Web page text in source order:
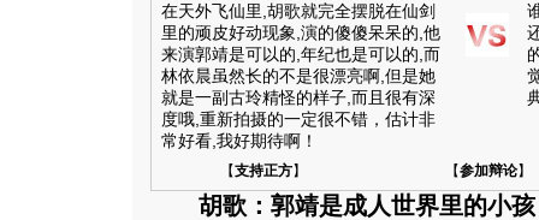
在天外飞仙里,胡歌就完全摆脱在仙剑
里的顽皮好动现象,演的傻傻呆呆的,他
来演郭靖是可以的,年纪也是可以的,而
林依晨虽然长的不是很漂亮啊,但是她
就是一副古玲精怪的样子,而且很有深
度哦,重新拍摄的一定很不错，估计非
常好看,我好期待啊！
【支持正方】 【参加辩论】
胡歌：郭靖是成人世界里的小孩